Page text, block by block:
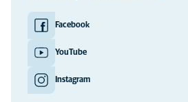
Facebook
YouTube
Instagram